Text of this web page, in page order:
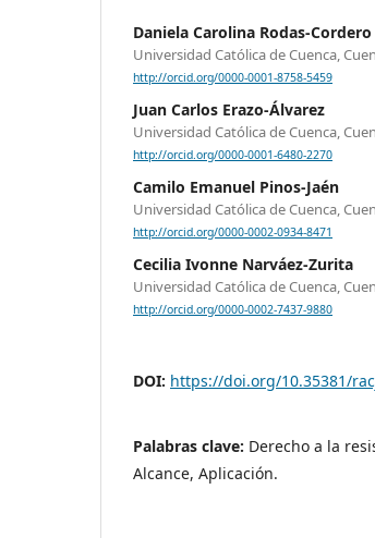
Daniela Carolina Rodas-Cordero
Universidad Católica de Cuenca,
http://orcid.org/0000-0001-8758-5459
Juan Carlos Erazo-Álvarez
Universidad Católica de Cuenca,
http://orcid.org/0000-0001-6480-2270
Camilo Emanuel Pinos-Jaén
Universidad Católica de Cuenca,
http://orcid.org/0000-0002-0934-8471
Cecilia Ivonne Narváez-Zurita
Universidad Católica de Cuenca,
http://orcid.org/0000-0002-7437-9880
DOI: https://doi.org/10.35381/
Palabras clave: Derecho a la
Alcance, Aplicación.